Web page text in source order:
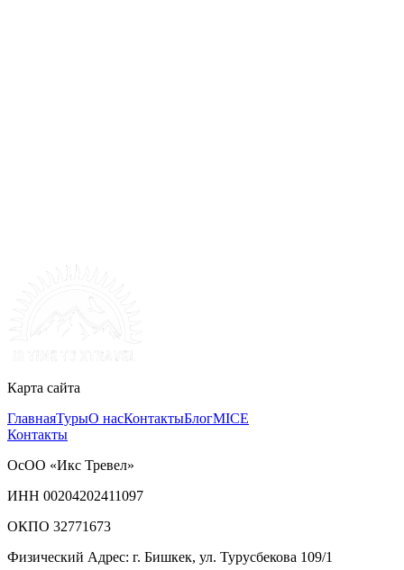
Карта сайта
ГлавнаяТурыО насКонтактыБлогMICE
Контакты
ОсОО «Икс Тревел»
ИНН 00204202411097
ОКПО 32771673
Физический Адрес: г. Бишкек, ул. Турусбекова 109/1